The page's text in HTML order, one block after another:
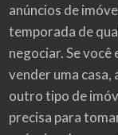
anúncios de
temporada de
negociar. Se
vender uma
outro tipo de
precisa para